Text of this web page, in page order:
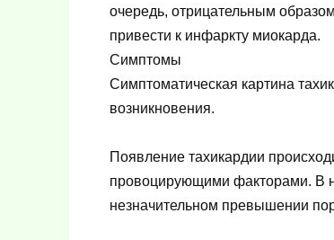
очередь, отрицательным
привести к инфаркту миокарда.
Симптомы
Симптоматическая картина
возникновения.
Появление тахикардии
провоцирующими факторами. В
незначительном превышении